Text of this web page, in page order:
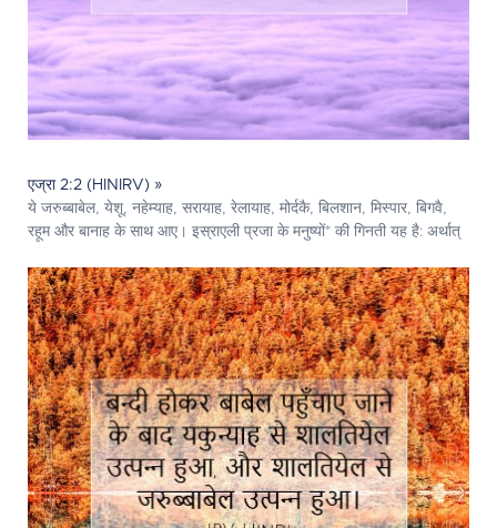
एज्रा 2:2 (HINIRV) »
ये जरुब्बाबेल, येशू, नहेम्याह, सरायाह, रेलायाह, मोर्दकै, बिलशान, मिस्पार, बिगवै,
रहूम और बानाह के साथ आए। इस्राएली प्रजा के मनुष्यों* की गिनती यह है: अर्थात्